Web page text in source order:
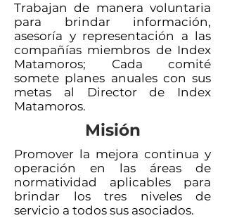
Trabajan de manera voluntaria
para brindar información,
asesoría y representación a las
compañías miembros de Index
Matamoros; Cada comité
somete planes anuales con sus
metas al Director de Index
Matamoros.
Misión
Promover la mejora continua y
operación en las áreas de
normatividad aplicables para
brindar los tres niveles de
servicio a todos sus asociados.